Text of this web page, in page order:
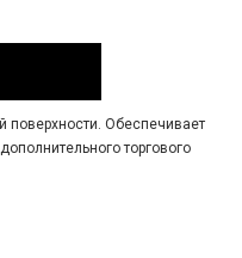
поверхности. Обеспечивает
торгового